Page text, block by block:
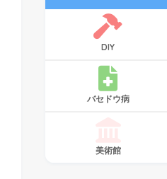
DIY
バセドウ病
美術館